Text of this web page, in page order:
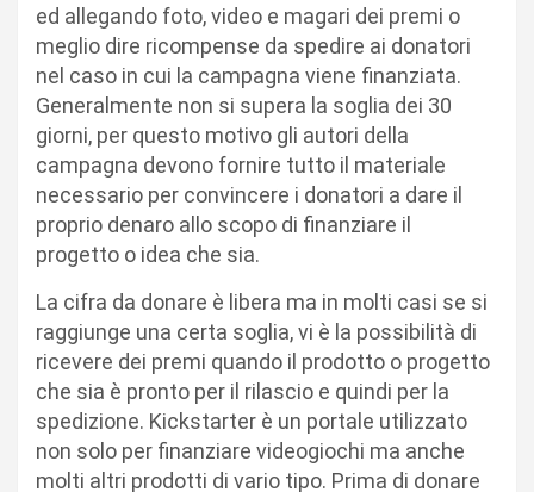
ed allegando foto, video e magari dei premi o
meglio dire ricompense da spedire ai donatori
nel caso in cui la campagna viene finanziata.
Generalmente non si supera la soglia dei 30
giorni, per questo motivo gli autori della
campagna devono fornire tutto il materiale
necessario per convincere i donatori a dare il
proprio denaro allo scopo di finanziare il
progetto o idea che sia.
La cifra da donare è libera ma in molti casi se si
raggiunge una certa soglia, vi è la possibilità di
ricevere dei premi quando il prodotto o progetto
che sia è pronto per il rilascio e quindi per la
spedizione. Kickstarter è un portale utilizzato
non solo per finanziare videogiochi ma anche
molti altri prodotti di vario tipo. Prima di donare